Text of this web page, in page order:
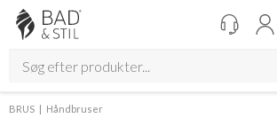
BRUS Håndbruser